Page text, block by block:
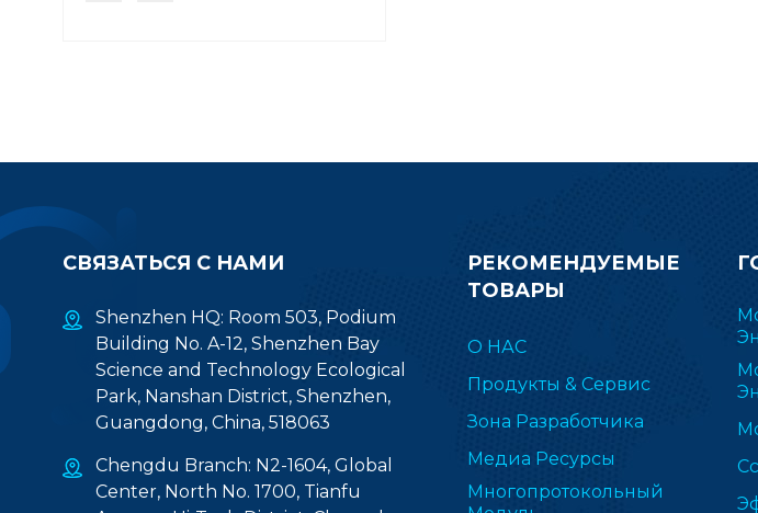
СВЯЗАТЬСЯ С НАМИ
Shenzhen HQ: Room 503, Podium
Building No. A-12, Shenzhen Bay
Science and Technology Ecological
Park, Nanshan District, Shenzhen,
Guangdong, China, 518063
Chengdu Branch: N2-1604, Global
Center, North No. 1700, Tianfu
РЕКОМЕНДУЕМЫЕ
ТОВАРЫ
О НАС
Продукты & Сервис
Зона Разработчика
Медиа Ресурсы
Многопротокольный